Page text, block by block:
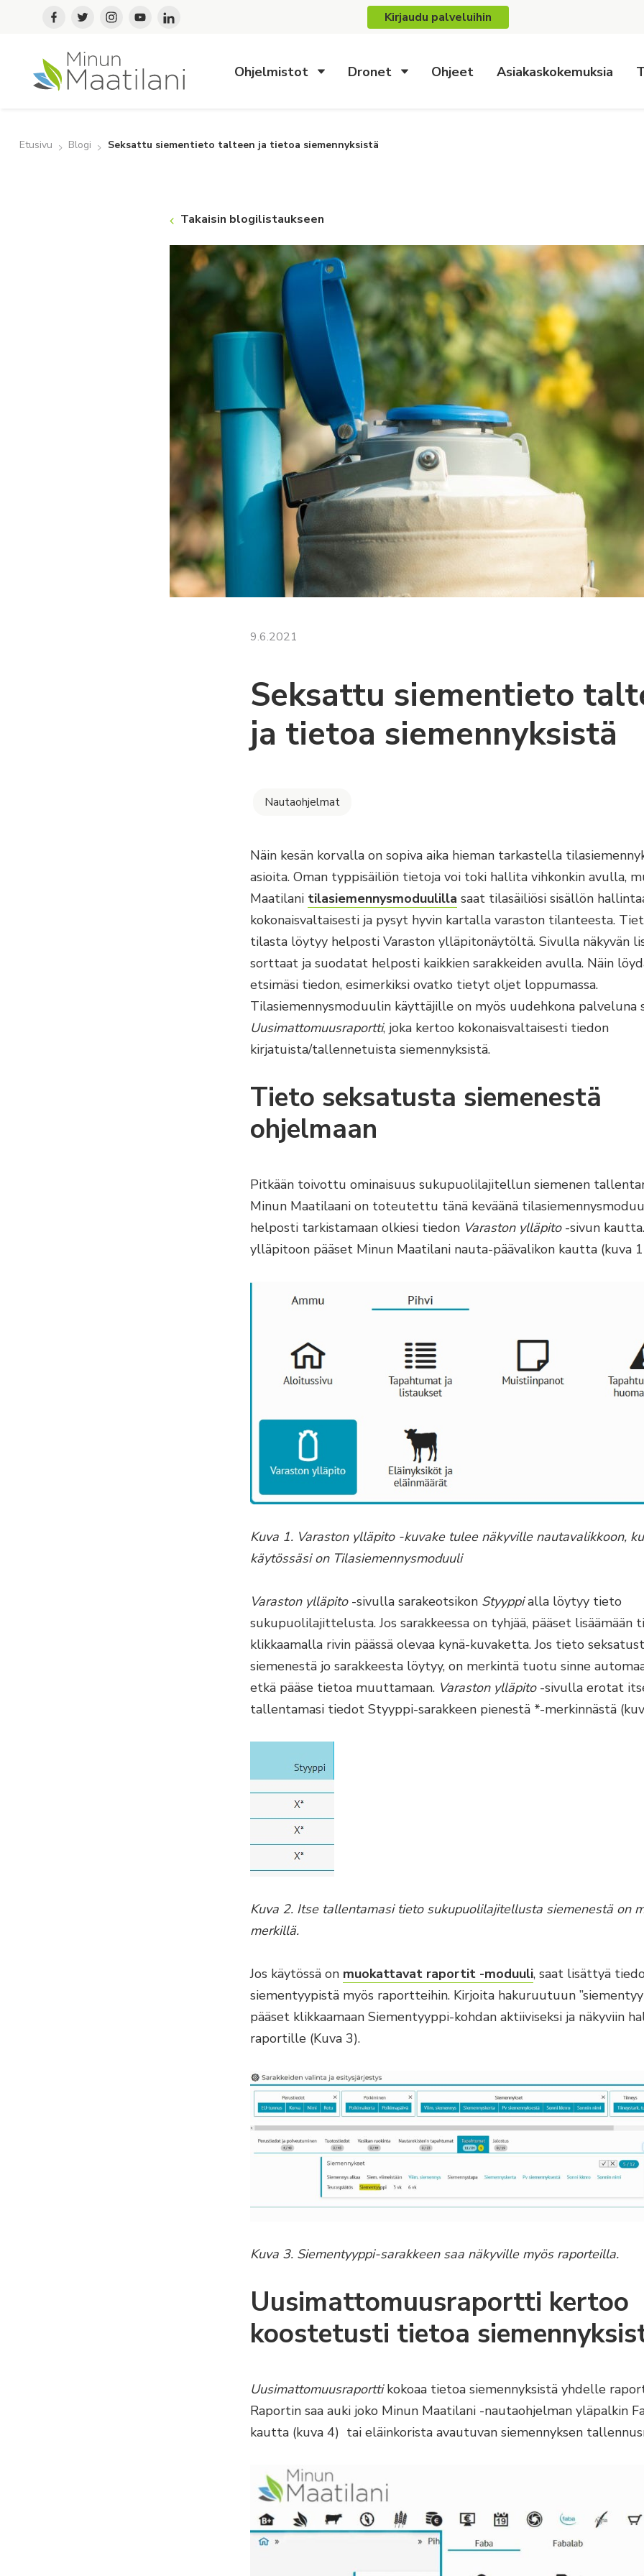
Kirjaudu palveluihin
Ohjelmistot Dronet Ohjeet Asiakaskokemuksia
Etusivu Blogi Seksattu siementieto talteen ja tietoa siemennyksistä
Takaisin blogilistaukseen
9.6.2021
Seksattu siementieto
ja tietoa siemennyksistä
Nautaohjelmat
Näin kesän korvalla on sopiva aika hieman tarkastella
asioita. Oman typpisäiliön tietoja voi toki hallita vihkonkin avulla,
Maatilani tilasiemennysmoduulilla saat tilasäiliösi sisällön
kokonaisvaltaisesti ja pysyt hyvin kartalla varaston tilanteesta.
tilasta löytyy helposti Varaston ylläpitonäytöltä. Sivulla näkyvän
sorttaat ja suodatat helposti kaikkien sarakkeiden avulla. Näin
etsimäsi tiedon, esimerkiksi ovatko tietyt oljet loppumassa.
Tilasiemennysmoduulin käyttäjille on myös uudehkona palveluna
Uusimattomuusraportti, joka kertoo kokonaisvaltaisesti tiedon
kirjatuista/tallennetuista siemennyksistä.
Tieto seksatusta siemenestä
ohjelmaan
Pitkään toivottu ominaisuus sukupuolilajitellun siemenen
Minun Maatilaani on toteutettu tänä keväänä
helposti tarkistamaan olkiesi tiedon Varaston ylläpito-sivun
ylläpitoon pääset Minun Maatilani nauta-päävalikon kautta (kuva
Kuva 1. Varaston ylläpito -kuvake tulee näkyville nautavalikkoon,
käytössäsi on Tilasiemennysmoduuli
Varaston ylläpito-sivulla sarakeotsikon Styyppialla löytyy tieto
sukupuolilajittelusta. Jos sarakkeessa on tyhjää, pääset lisäämään
klikkaamalla rivin päässä olevaa kynä-kuvaketta. Jos tieto
siemenestä jo sarakkeesta löytyy, on merkintä tuotu sinne
etkä pääse tietoa muuttamaan. Varaston ylläpito-sivulla erotat
tallentamasi tiedot Styyppi-sarakkeen pienestä *-merkinnästä
Kuva 2. Itse tallentamasi tieto sukupuolilajitellusta siemenestä on
merkillä.
Jos käytössä on muokattavat raportit -moduuli, saat lisättyä
siementyypistä myös raportteihin. Kirjoita hakuruutuun
pääset klikkaamaan Siementyyppi-kohdan aktiiviseksi ja näkyviin
raportille (Kuva 3).
Kuva 3. Siementyyppi-sarakkeen saa näkyville myös raporteilla.
Uusimattomuusraportti kertoo
koostetusti tietoa
Uusimattomuusraporttikokoaa tietoa siemennyksistä yhdelle
Raportin saa auki joko Minun Maatilani -nautaohjelman yläpalkin
kautta (kuva 4) tai eläinkorista avautuvan siemennyksen